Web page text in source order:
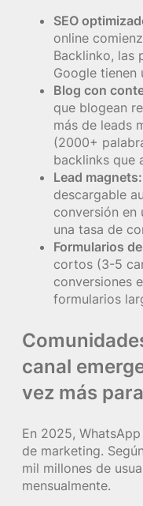
SEO
online
Backlinko, las
Google tienen
Blog con
que blogean
más de leads
(2000+
backlinks que
Lead magnets:
descargable
conversión en
una tasa de
Formularios
cortos (3-5
conversiones
formularios
canal
vez más
En 2025,
de marketing.
mil millones de
mensualmente.